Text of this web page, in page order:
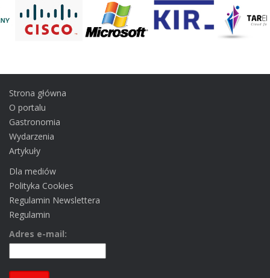
Strona główna
O portalu
Gastronomia
Wydarzenia
Artykuły
Dla mediów
Polityka Cookies
Regulamin Newslettera
Regulamin
Adres e-mail: